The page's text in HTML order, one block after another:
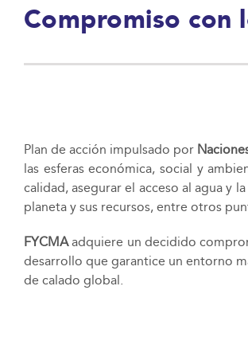
Compromiso con
Plan de acción impulsado por
las esferas económica, social y
calidad, asegurar el acceso al agua y
planeta y sus recursos, entre otros
FYCMAadquiere un decidido
desarrollo que garantice un entorno
de calado global.